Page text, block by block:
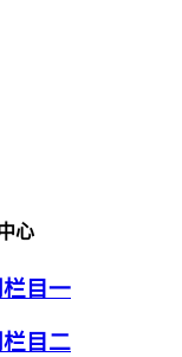
心
目一
目二